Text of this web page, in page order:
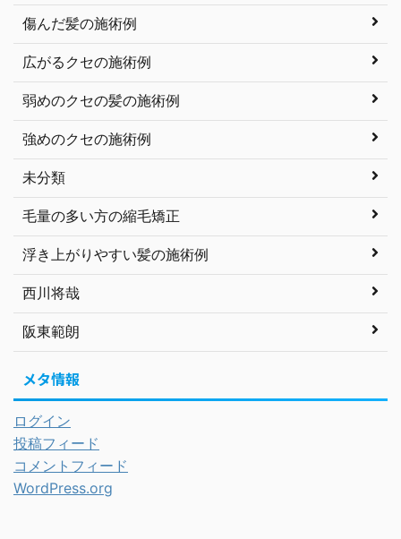
傷んだ髪の施術例
広がるクセの施術例
弱めのクセの髪の施術例
強めのクセの施術例
未分類
毛量の多い方の縮毛矯正
浮き上がりやすい髪の施術例
西川将哉
阪東範朗
メタ情報
ログイン
投稿フィード
コメントフィード
WordPress.org